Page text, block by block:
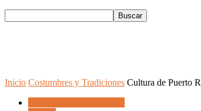
Inicio Costumbres y Tradiciones Cultura de Puerto